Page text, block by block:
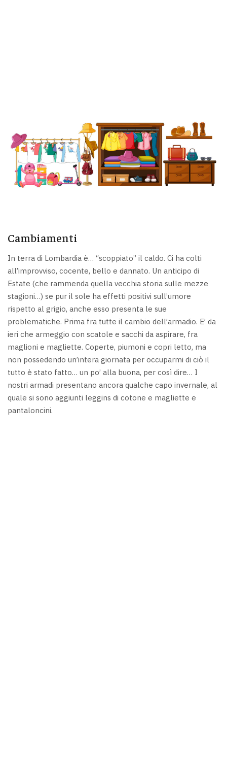
Cambiamenti
In terra di Lombardia è… “scoppiato” il caldo. Ci ha colti
all’improvviso, cocente, bello e dannato. Un anticipo di
Estate (che rammenda quella vecchia storia sulle mezze
stagioni…) se pur il sole ha effetti positivi sull’umore
rispetto al grigio, anche esso presenta le sue
problematiche. Prima fra tutte il cambio dell’armadio. E’ da
ieri che armeggio con scatole e sacchi da aspirare, fra
maglioni e magliette. Coperte, piumoni e copri letto, ma
non possedendo un’intera giornata per occuparmi di ciò il
tutto è stato fatto… un po’ alla buona, per così dire… I
nostri armadi presentano ancora qualche capo invernale, al
quale si sono aggiunti leggins di cotone e magliette e
pantaloncini.